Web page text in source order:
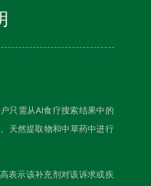
只需从AI食疗搜索结果中的
天然提取物和中草药中进行
表示该补充剂对该诉求或疾